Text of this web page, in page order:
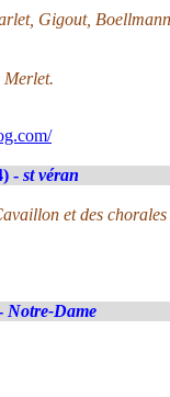
Gigout,
- st véran
et des
Notre-Dame